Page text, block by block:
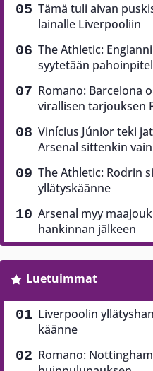
Tämä tuli aivan
lainalle Liverpooliin
The Athletic:
syytetään
Romano: Barcelona
virallisen tarjouksen
Vinícius Júnior teki
Arsenal sittenkin
The Athletic: Rodrin
yllätyskäänne
Arsenal myy
hankinnan jälkeen
Luetuimmat
Liverpoolin
käänne
Romano: